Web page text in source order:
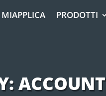
MIAPPLICA PRODOTTI
ACCOUNT